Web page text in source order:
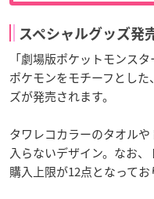
スペシャルグッズ発
「劇場版ポケットモンス
ポケモンをモチーフとし
ズが発売されます。
タワレコカラーのタオル
入らないデザイン。なお
購入上限が12点となってお